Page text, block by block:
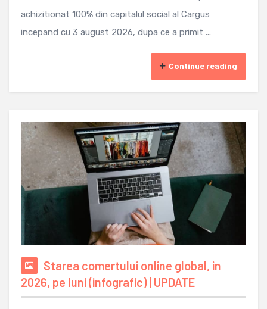
achizitionat 100% din capitalul social al Cargus
incepand cu 3 august 2026, dupa ce a primit ...
Continue reading
Starea comertului online global, in
2026, pe luni (infografic) | UPDATE